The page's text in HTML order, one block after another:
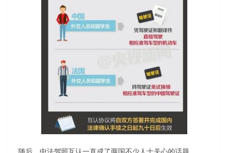
随后，中法驾照互认一直成了两国不少人士关心的话题。